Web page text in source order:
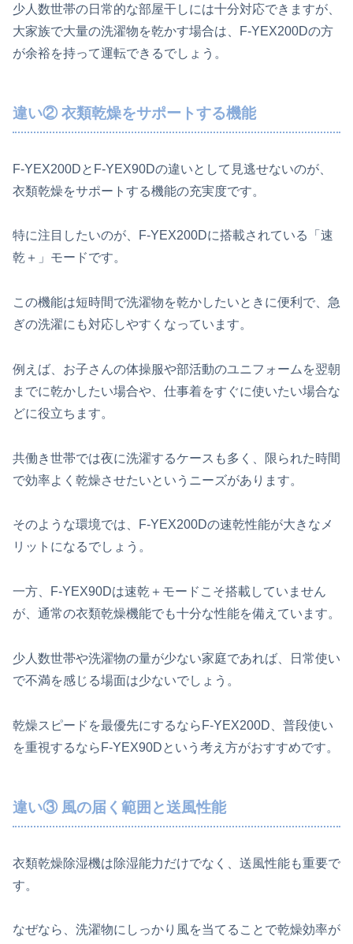
少人数世帯の日常的な部屋干しには十分対応できますが、
大家族で大量の洗濯物を乾かす場合は、F-YEX200Dの方
が余裕を持って運転できるでしょう。
違い② 衣類乾燥をサポートする機能
F-YEX200DとF-YEX90Dの違いとして見逃せないのが、
衣類乾燥をサポートする機能の充実度です。
特に注目したいのが、F-YEX200Dに搭載されている「速
乾＋」モードです。
この機能は短時間で洗濯物を乾かしたいときに便利で、急
ぎの洗濯にも対応しやすくなっています。
例えば、お子さんの体操服や部活動のユニフォームを翌朝
までに乾かしたい場合や、仕事着をすぐに使いたい場合な
どに役立ちます。
共働き世帯では夜に洗濯するケースも多く、限られた時間
で効率よく乾燥させたいというニーズがあります。
そのような環境では、F-YEX200Dの速乾性能が大きなメ
リットになるでしょう。
一方、F-YEX90Dは速乾＋モードこそ搭載していません
が、通常の衣類乾燥機能でも十分な性能を備えています。
少人数世帯や洗濯物の量が少ない家庭であれば、日常使い
で不満を感じる場面は少ないでしょう。
乾燥スピードを最優先にするならF-YEX200D、普段使い
を重視するならF-YEX90Dという考え方がおすすめです。
違い③ 風の届く範囲と送風性能
衣類乾燥除湿機は除湿能力だけでなく、送風性能も重要で
す。
なぜなら、洗濯物にしっかり風を当てることで乾燥効率が